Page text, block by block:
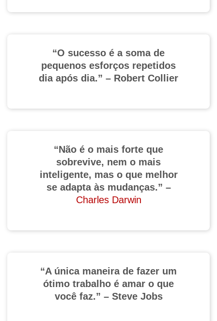
“O sucesso é a soma de
pequenos esforços repetidos
dia após dia.” – Robert Collier
“Não é o mais forte que
sobrevive, nem o mais
inteligente, mas o que melhor
se adapta às mudanças.” –
Charles Darwin
“A única maneira de fazer um
ótimo trabalho é amar o que
você faz.” – Steve Jobs